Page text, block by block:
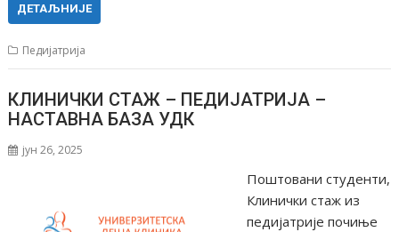
ДЕТАЉНИЈЕ
Педијатрија
КЛИНИЧКИ СТАЖ – ПЕДИЈАТРИЈА –
НАСТАВНА БАЗА УДК
јун 26, 2025
Поштовани студенти,
Клинички стаж из
педијатрије почиње